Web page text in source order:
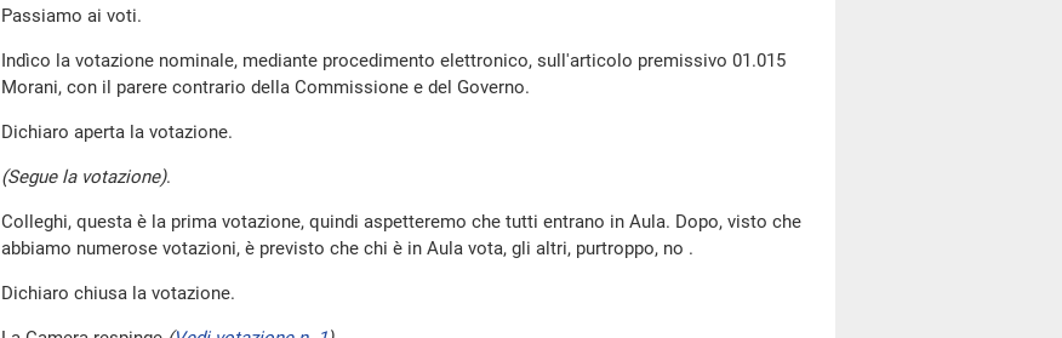
Passiamo ai voti.
Indìco la votazione nominale, mediante procedimento elettronico, sull'articolo premissivo 01.015
Morani, con il parere contrario della Commissione e del Governo.
Dichiaro aperta la votazione.
(Segue la votazione).
Colleghi, questa è la prima votazione, quindi aspetteremo che tutti entrano in Aula. Dopo, visto che
abbiamo numerose votazioni, è previsto che chi è in Aula vota, gli altri, purtroppo, no .
Dichiaro chiusa la votazione.